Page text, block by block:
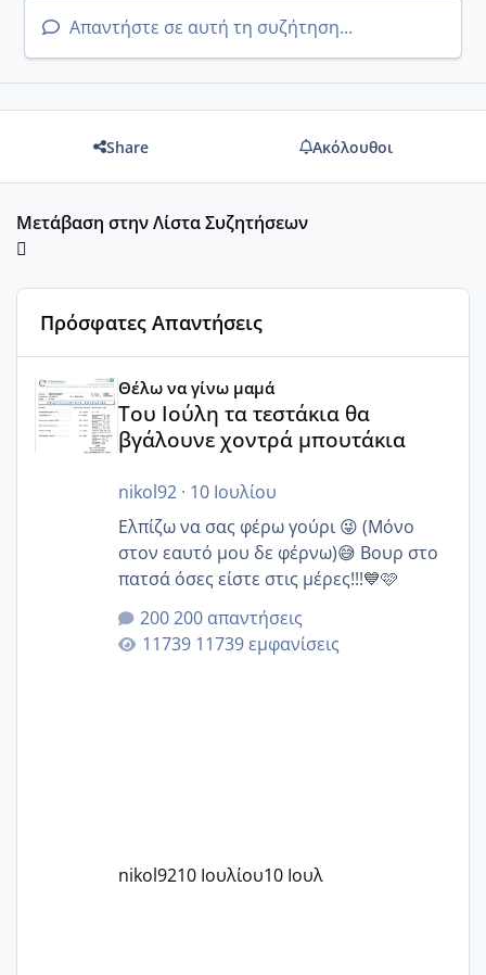
Απαντήστε σε αυτή τη συζήτηση...
Share Ακόλουθοι
Μετάβαση στην Λίστα Συζητήσεων
Πρόσφατες Απαντήσεις
Θέλω να γίνω μαμά
Του Ιούλη τα τεστάκια θα
βγάλουνε χοντρά μπουτάκια
nikol92· 10 Ιουλίου
Ελπίζω να σας φέρω γούρι 😜 (Μόνο
στον εαυτό μου δε φέρνω)😅 Βουρ στο
πατσά όσες είστε στις μέρες!!!💙🩷
200 απαντήσεις
11739 εμφανίσεις
nikol9210 Ιουλίου10 Ιουλ